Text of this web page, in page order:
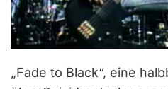
„Fade to Black“, eine